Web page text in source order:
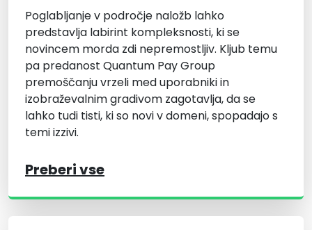
Poglabljanje v področje naložb lahko
predstavlja labirint kompleksnosti, ki se
novincem morda zdi nepremostljiv. Kljub temu
pa predanost Quantum Pay Group
premoščanju vrzeli med uporabniki in
izobraževalnim gradivom zagotavlja, da se
lahko tudi tisti, ki so novi v domeni, spopadajo s
temi izzivi.
Preberi vse